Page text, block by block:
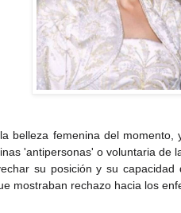
belleza femenina del
'antipersonas' o voluntaria de
su posición y su
mostraban rechazo hacia los